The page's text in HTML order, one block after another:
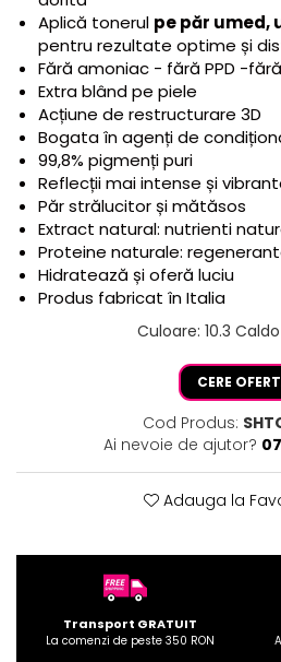
Aplică tonerul pe păr umed,
pentru rezultate optime și
Fără amoniac - fără PPD -
Extra blând pe piele
Acțiune de restructurare 3D
Bogata în agenți de
99,8% pigmenți puri
Reflecții mai intense și
Păr strălucitor și mătăsos
Extract natural: nutrienti
Proteine naturale:
Hidratează și oferă luciu
Produs fabricat în Italia
Culoare: 10.3
CERE
Cod Produs:
Ai nevoie de ajutor?
Adauga la
Transport GRATUIT
La comenzi de peste 350 RON